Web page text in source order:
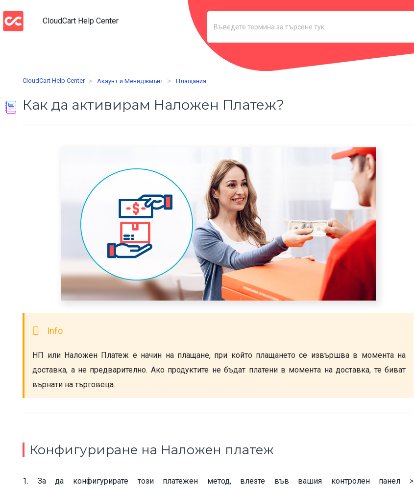
CloudCart Help Center
CloudCart Help Center Акаунт и Мениджмънт Плащания
Как да активирам Наложен Платеж?
НП или Наложен Платеж е начин на плащане, при който плащането се извършва в момента на
доставка, а не предварително. Ако продуктите не бъдат платени в момента на доставка, те биват
върнати на търговеца.
Конфигуриране на Наложен платеж
1. За да конфигурирате този платежен метод, влезте във вашия контролен панел >